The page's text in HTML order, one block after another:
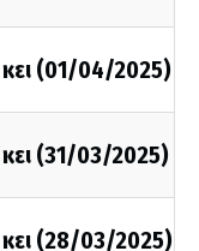
(01/04/2025)
(31/03/2025)
(28/03/2025)